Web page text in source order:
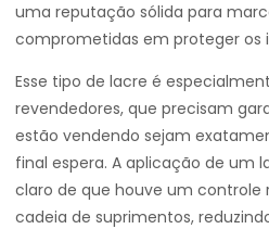
uma reputação sólida para
comprometidas em proteger os
Esse tipo de lacre é
revendedores, que precisam
estão vendendo sejam
final espera. A aplicação de um
claro de que houve um controle
cadeia de suprimentos,